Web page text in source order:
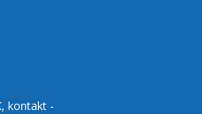
kontakt -